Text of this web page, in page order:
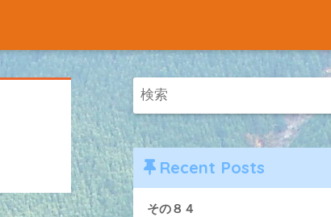
Recent Posts
その８４